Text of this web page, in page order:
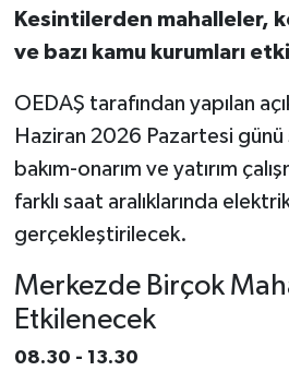
Kesintilerden mahalleler,
ve bazı kamu kurumları
OEDAŞ tarafından yapılan
Haziran 2026 Pazartesi
bakım-onarım ve yatırım
farklı saat aralıklarında
gerçekleştirilecek.
Merkezde Birçok
Etkilenecek
08.30 - 13.30
Teknoloji
Yaşam